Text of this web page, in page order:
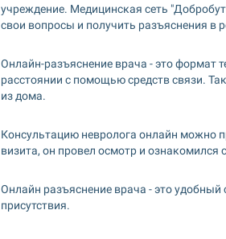
учреждение. Медицинская сеть
свои вопросы и получить разъяснения в
Онлайн-разъяснение врача - это формат
расстоянии с помощью средств связи.
из дома.
Консультацию невролога онлайн можно
визита, он провел осмотр и ознакомился
Онлайн разъяснение врача - это
присутствия.